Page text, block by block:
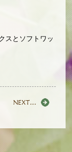
スとソフトワッ